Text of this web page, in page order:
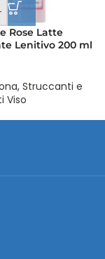
Rose Latte
Lenitivo 200 ml
, Struccanti e
Viso